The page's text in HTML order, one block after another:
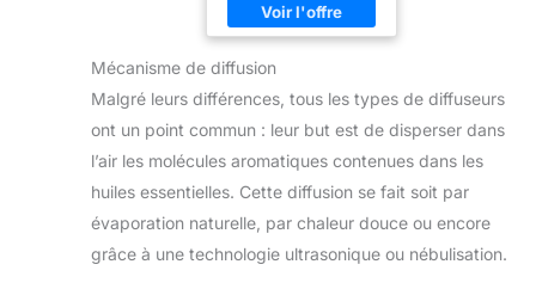
Mécanisme de diffusion
Malgré leurs différences, tous les types de diffuseurs
ont un point commun : leur but est de disperser dans
l’air les molécules aromatiques contenues dans les
huiles essentielles. Cette diffusion se fait soit par
évaporation naturelle, par chaleur douce ou encore
grâce à une technologie ultrasonique ou nébulisation.